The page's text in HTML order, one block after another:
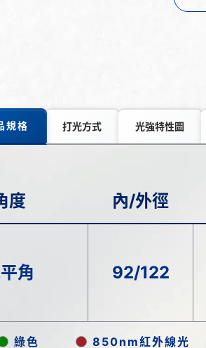
規格 打光方式 光強特性圖
度 內/外徑
角 92/122
綠色 850nm紅外線光